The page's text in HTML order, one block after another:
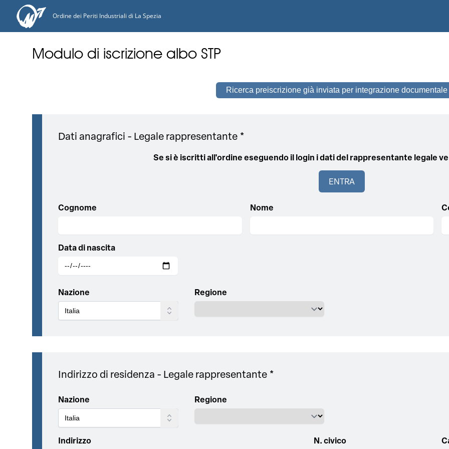
Ordine dei Periti Industriali di La Spezia
Modulo di iscrizione albo STP
Ricerca preiscrizione già inviata per integrazione documentale
Dati anagrafici - Legale rappresentante *
Se si è iscritti all'ordine eseguendo il login i dati del rappresentante legale
ENTRA
Cognome Nome
Data di nascita
Nazione Regione
Indirizzo di residenza - Legale rappresentante *
Nazione Regione
Indirizzo N. civico